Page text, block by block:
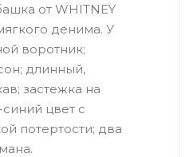
от WHITNEY
денима. У
воротник;
длинный,
застежка на
цвет с
потертости; два